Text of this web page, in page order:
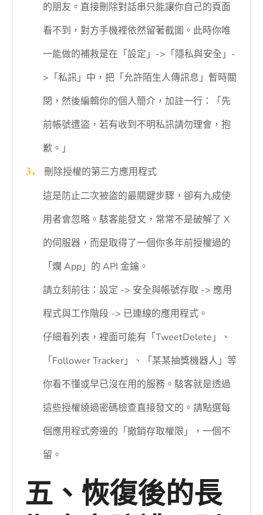
的朋友。直接刪除對話串只能讓你自己的頁面
看不到，對方手機裡依然留著截圖。此時你唯
一能做的補救是在「設定」->「隱私與安全」-
>「私訊」中，把「允許陌生人傳訊息」暫時關
閉，然後編輯你的個人簡介，加註一行：「先
前帳號遭盜，若有收到不明私訊請勿理會，抱
歉。」
刪除授權的第三方應用程式
這是防止二次被盜的最關鍵步驟，卻有九成使
用者會忽略。駭客能發文，常常不是破解了 X
的伺服器，而是取得了一個你多年前授權過的
「爛 App」的 API 金鑰。
請立刻前往：設定 -> 安全與帳號存取 -> 應用
程式與工作階段 -> 已連線的應用程式。
仔細看列表，裡面可能有「TweetDelete」、
「Follower Tracker」、「某某抽獎機器人」等
你看不懂或早已沒在用的服務。駭客就是透過
這些授權繞過密碼檢查直接發文的。請點選每
個應用程式旁邊的「撤銷存取權限」，一個不
留。
五、恢復後的長